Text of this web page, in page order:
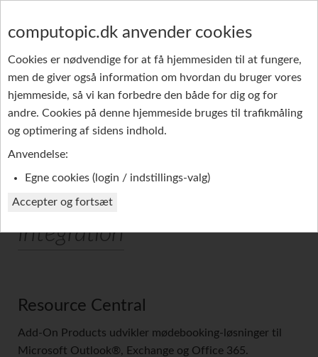
GRUPPE-SMS REFERENCER
Integration
Resource Central
Add-On Products udvikler mødebooking-løsninger til
Microsoft Outlook®, Exchange og Office 365.
computopic.dk anvender cookies
Cookies er nødvendige for at få hjemmesiden til at fungere,
men de giver også information om hvordan du bruger vores
hjemmeside, så vi kan forbedre den både for dig og for
andre. Cookies på denne hjemmeside bruges til trafikmåling
og optimering af sidens indhold.
Anvendelse:
Egne cookies (login / indstillings-valg)
Accepter og fortsæt